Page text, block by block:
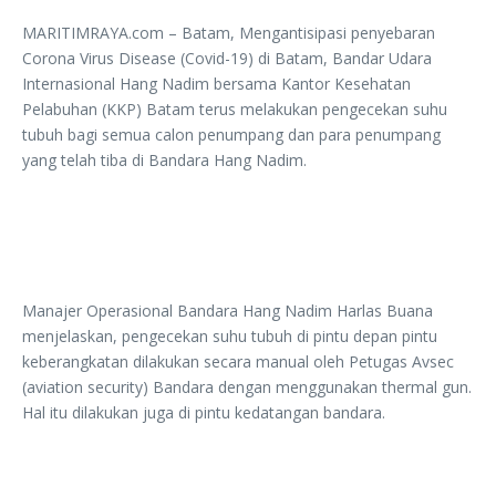
MARITIMRAYA.com – Batam, Mengantisipasi penyebaran
Corona Virus Disease (Covid-19) di Batam, Bandar Udara
Internasional Hang Nadim bersama Kantor Kesehatan
Pelabuhan (KKP) Batam terus melakukan pengecekan suhu
tubuh bagi semua calon penumpang dan para penumpang
yang telah tiba di Bandara Hang Nadim.
Manajer Operasional Bandara Hang Nadim Harlas Buana
menjelaskan, pengecekan suhu tubuh di pintu depan pintu
keberangkatan dilakukan secara manual oleh Petugas Avsec
(aviation security) Bandara dengan menggunakan thermal gun.
Hal itu dilakukan juga di pintu kedatangan bandara.